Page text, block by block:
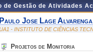
de Gestão de Atividades
Paulo Jose Lage Alvarenga
- INSTITUTO DE CIÊNCIAS
Projetos de Monitoria